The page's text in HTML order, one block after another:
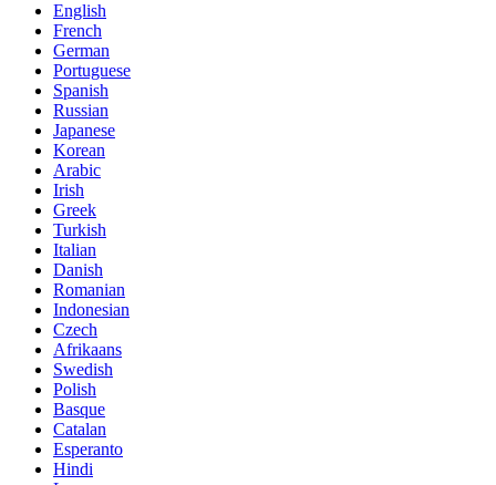
English
French
German
Portuguese
Spanish
Russian
Japanese
Korean
Arabic
Irish
Greek
Turkish
Italian
Danish
Romanian
Indonesian
Czech
Afrikaans
Swedish
Polish
Basque
Catalan
Esperanto
Hindi